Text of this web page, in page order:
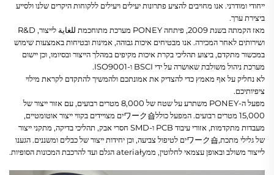
ייחודי ומודרני. אנו מחויבים להציע פתרונות יעילים ויעילים ללקוחות היקרים שלנו ולסייע
ביצירת ערך.
מאז הקמתה בשנת 2009, פיתחה PONEY מערכת מתוחכמת للغاية לייצור, R&D
ושירותים לאחר המכירה. אנו מבטיחים איכות גבוהה, אמינות ובטיחות באמצעות שימוש
במכשור מתקדם, ביצוע תהליכי בקרת איכות מקיפים במהלך הייצור ובסיומו, וכן יישום
מערכת ניהול משולבת שאושרה על ידי BSCI ו-ISO9001.
לא נחליק על אף מאמץ כדי להצדיק את אמונתכם ולהמשיך להתקדם לקראת מילוי
ציפיותיכם.
מפעל ה-PONEY משתרע על שטח של 8,000 מטרים רבועים, עם אזור ייצור של
15,000 מטרים רבועים. המפעל כוללワーク숍ים מצויידים בקווי ייצור אוטומטיים,
מעבדות מתקדמות, אזורי עיבוד PCB ו-SMD חסרי אבק, תהליכי בדיקה, מתקני ייצור
של גלילי מתכת,ワーク숍ים לטיפול צביעה, וכן יחידות ייצור של כבלים ומשננים. הגענו
לייצור משולב ובאופן עצמאי לחלוטין, ממateriały הגלם ועד להרכבת המכונות הסופיות.